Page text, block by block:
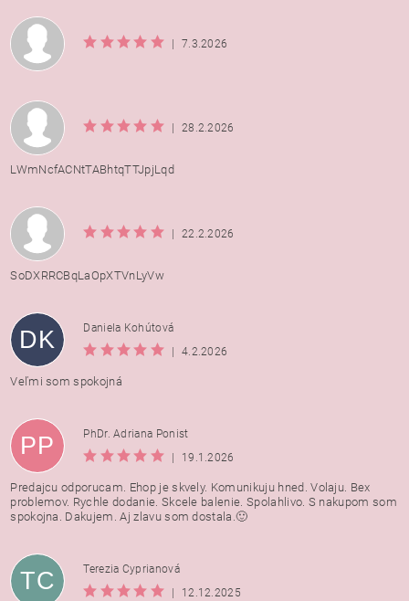
7.3.2026
28.2.2026
LWmNcfACNtTABhtqTTJpjLqd
22.2.2026
SoDXRRCBqLaOpXTVnLyVw
DK
Daniela Kohútová
4.2.2026
Veľmi som spokojná
PP
PhDr. Adriana Ponist
19.1.2026
Predajcu odporucam. Ehop je skvely. Komunikuju hned. Volaju. Bex
problemov. Rychle dodanie. Skcele balenie. Spolahlivo. S nakupom som
spokojna. Dakujem. Aj zlavu som dostala.🙂
TC
Terezia Cyprianová
12.12.2025